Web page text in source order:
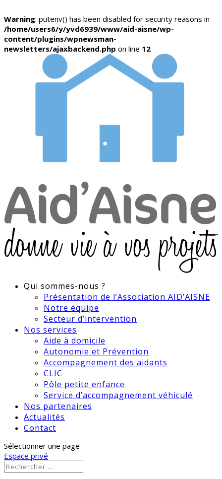
Warning: putenv() has been disabled for security reasons in
/home/users6/y/yvd6939/www/aid-aisne/wp-
content/plugins/wpnewsman-
newsletters/ajaxbackend.php on line 12
Qui sommes-nous ?
Présentation de l’Association AID’AISNE
Notre équipe
Secteur d’intervention
Nos services
Aide à domicile
Autonomie et Prévention
Accompagnement des aidants
CLIC
Pôle petite enfance
Service d’accompagnement véhiculé
Nos partenaires
Actualités
Contact
Sélectionner une page
Espace privé